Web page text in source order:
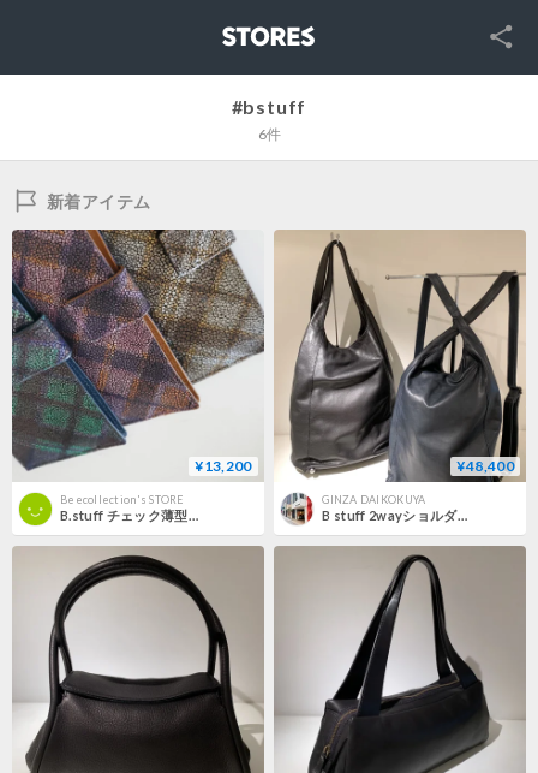
SNS
#bstuff
6件
新着アイテム
¥13,200
Beecollection's STORE
B.stuff チェック薄型長財布
¥48,400
GINZA DAIKOKUYA
B stuff 2wayショルダーバッグ